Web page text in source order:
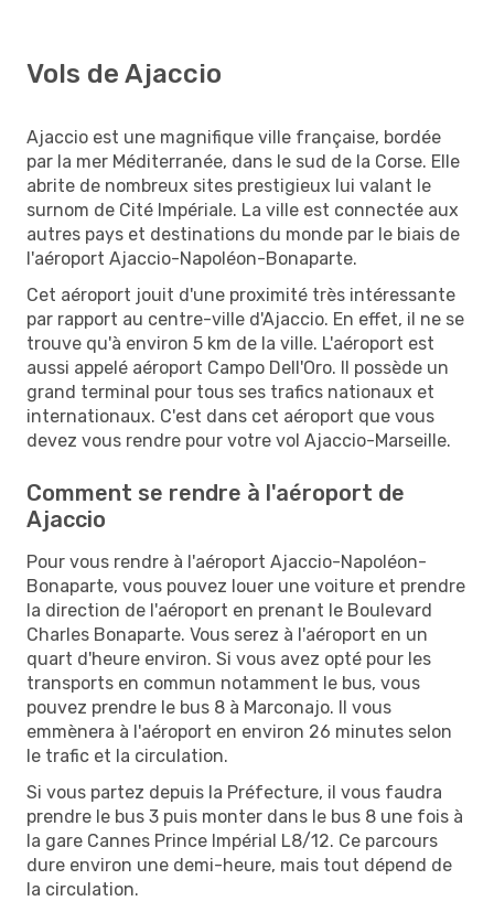
Vols de Ajaccio
Ajaccio est une magnifique ville française, bordée
par la mer Méditerranée, dans le sud de la Corse. Elle
abrite de nombreux sites prestigieux lui valant le
surnom de Cité Impériale. La ville est connectée aux
autres pays et destinations du monde par le biais de
l'aéroport Ajaccio-Napoléon-Bonaparte.
Cet aéroport jouit d'une proximité très intéressante
par rapport au centre-ville d'Ajaccio. En effet, il ne se
trouve qu'à environ 5 km de la ville. L'aéroport est
aussi appelé aéroport Campo Dell'Oro. Il possède un
grand terminal pour tous ses trafics nationaux et
internationaux. C'est dans cet aéroport que vous
devez vous rendre pour votre vol Ajaccio-Marseille.
Comment se rendre à l'aéroport de
Ajaccio
Pour vous rendre à l'aéroport Ajaccio-Napoléon-
Bonaparte, vous pouvez louer une voiture et prendre
la direction de l'aéroport en prenant le Boulevard
Charles Bonaparte. Vous serez à l'aéroport en un
quart d'heure environ. Si vous avez opté pour les
transports en commun notamment le bus, vous
pouvez prendre le bus 8 à Marconajo. Il vous
emmènera à l'aéroport en environ 26 minutes selon
le trafic et la circulation.
Si vous partez depuis la Préfecture, il vous faudra
prendre le bus 3 puis monter dans le bus 8 une fois à
la gare Cannes Prince Impérial L8/12. Ce parcours
dure environ une demi-heure, mais tout dépend de
la circulation.